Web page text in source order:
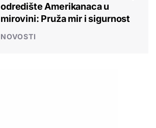
odredište Amerikanaca u
mirovini: Pruža mir i sigurnost
NOVOSTI